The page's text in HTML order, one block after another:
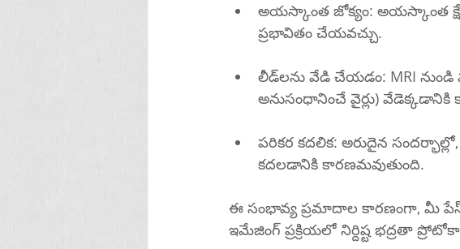
అయస్కాంత జోక్యం: అయస్కాంత క్షేత్రం పేస్‌మేకర్ యొక్క సెట్టింగ్‌లు లేదా
ప్రభావితం చేయవచ్చు.
లీడ్‌లను వేడి చేయడం: MRI నుండి వచ్చే రేడియోఫ్రీక్వెన్సీ శక్తి పేస్‌మేకర్ లీడ్స్ (పరికరాన్ని గుండెకు
అనుసంధానించే వైర్లు)
పరికర కదలిక: అరుదైన సందర్భాల్లో, అయస్కాంత శక్తి
కదలడానికి కారణమవుతుంది.
ఈ సంభావ్య ప్రమాదాల కారణంగా, మీ పేస్‌మేకర్ MRI-అనుకూలంగా ఉందో లేదో నిర్ణయించడం